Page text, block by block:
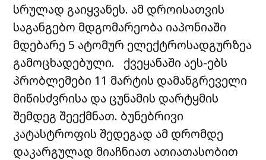
სრულად გაიყვანეს. ამ დროისათვის
საგანგებო მდგომარეობა იაპონიაში
მდებარე 5 ატომურ ელექტროსადგურზეა
გამოცხადებული. ქვეყანაში აეს-ებს
პრობლემები 11 მარტის დამანგრეველი
მიწისძვრისა და ცუნამის დარტყმის
შემდეგ შეექმნათ. ბუნებრივი
კატასტროფის შედეგად ამ დრომდე
დაკარგულად მიაჩნიათ ათიათასობით